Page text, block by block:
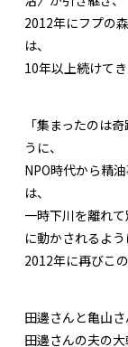
2012年にフプの
は、
10年以上続けて
「集まったのは
うに、
NPO時代から精
は、
一時下川を離れ
に動かされるよ
2012年に再びこ
田邊さんと亀山
田邊さんの夫の